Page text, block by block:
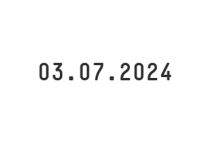
03.07.2024